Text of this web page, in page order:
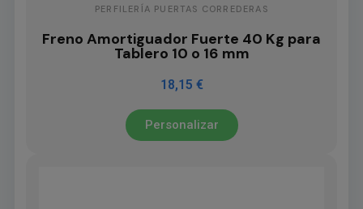
PERFILERÍA PUERTAS CORREDERAS
Freno Amortiguador Fuerte 40 Kg para
Tablero 10 o 16 mm
18,15 €
Personalizar